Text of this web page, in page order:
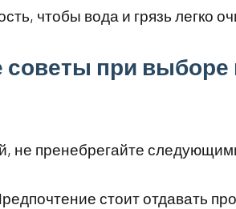
чтобы вода и грязь легко
при выборе
не пренебрегайте
стоит отдавать